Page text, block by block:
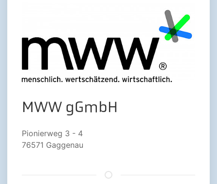
MWW gGmbH
Pionierweg 3 - 4
76571 Gaggenau